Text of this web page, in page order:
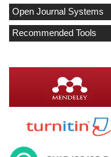
Open Journal Systems
Recommended Tools